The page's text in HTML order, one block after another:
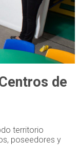
de
territorio
poseedores y